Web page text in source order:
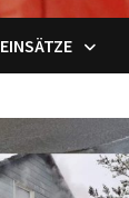
EINSÄTZE